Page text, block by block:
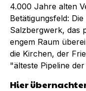
4.000 Jahre alten
Betätigungsfeld:
Salzbergwerk, das
engem Raum
die Kirchen, der
"älteste Pipeline
Hier